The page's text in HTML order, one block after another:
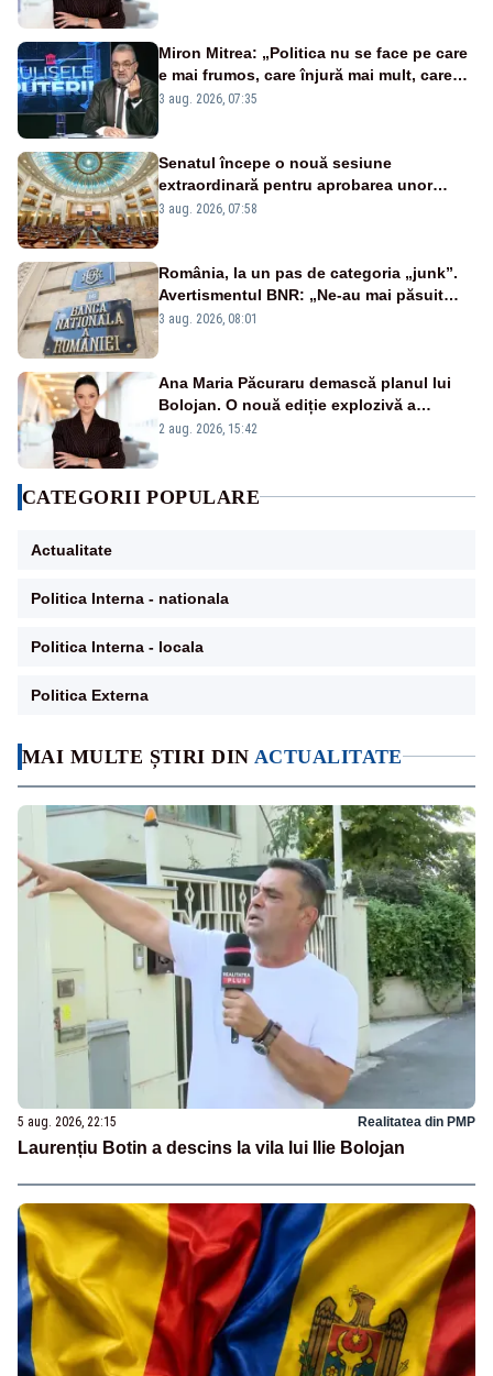
MAI MULTE ȘTIRI DIN ACTUALITATE
5 aug. 2026, 22:15 Realitatea din PMP
Laurențiu Botin a descins la vila lui Ilie Bolojan
Miron Mitrea: „Politica nu se face pe care
e mai frumos, care înjură mai mult, care
țipă mai tare, ci pe proiecte”
3 aug. 2026, 07:35
Senatul începe o nouă sesiune
extraordinară pentru aprobarea unor
jaloane din PNRR
3 aug. 2026, 07:58
România, la un pas de categoria „junk”.
Avertismentul BNR: „Ne-au mai păsuit
pentru câteva luni”
3 aug. 2026, 08:01
Ana Maria Păcuraru demască planul lui
Bolojan. O nouă ediție explozivă a
emisiunii „Miza Zilei” la Realitatea PLUS
2 aug. 2026, 15:42
CATEGORII POPULARE
Actualitate
Politica Interna - nationala
Politica Interna - locala
Politica Externa